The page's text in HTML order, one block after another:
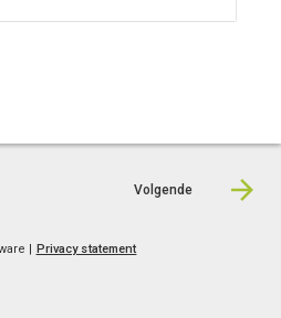
Volgende
| Privacy statement